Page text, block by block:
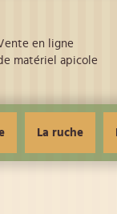
en ligne
matériel apicole
La ruche